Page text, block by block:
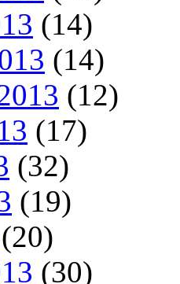
(14)
(14)
(12)
(17)
(32)
(19)
(20)
(30)